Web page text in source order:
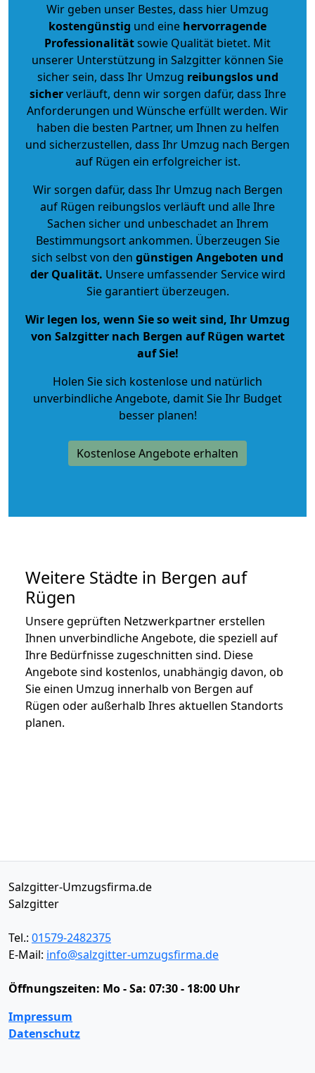
Wir geben unser Bestes, dass hier Umzug
kostengünstig und eine hervorragende
Professionalitätsowie Qualität bietet. Mit
unserer Unterstützung in Salzgitter können Sie
sicher sein, dass Ihr Umzug reibungslos und
sicherverläuft, denn wir sorgen dafür, dass Ihre
Anforderungen und Wünsche erfüllt werden. Wir
haben die besten Partner, um Ihnen zu helfen
und sicherzustellen, dass Ihr Umzug nach Bergen
auf Rügen ein erfolgreicher ist.
Wir sorgen dafür, dass Ihr Umzug nach Bergen
auf Rügen reibungslos verläuft und alle Ihre
Sachen sicher und unbeschadet an Ihrem
Bestimmungsort ankommen. Überzeugen Sie
sich selbst von den günstigen Angeboten und
der Qualität. Unsere umfassender Service wird
Sie garantiert überzeugen.
Wir legen los, wenn Sie so weit sind, Ihr Umzug
von Salzgitter nach Bergen auf Rügen wartet
auf Sie!
Holen Sie sich kostenlose und natürlich
unverbindliche Angebote, damit Sie Ihr Budget
besser planen!
Kostenlose Angebote erhalten
Weitere Städte in Bergen auf
Rügen
Unsere geprüften Netzwerkpartner erstellen
Ihnen unverbindliche Angebote, die speziell auf
Ihre Bedürfnisse zugeschnitten sind. Diese
Angebote sind kostenlos, unabhängig davon, ob
Sie einen Umzug innerhalb von Bergen auf
Rügen oder außerhalb Ihres aktuellen Standorts
planen.
Salzgitter-Umzugsfirma.de
Salzgitter
Tel.: 01579-2482375
E-Mail: info@salzgitter-umzugsfirma.de
Öffnungszeiten: Mo - Sa: 07:30 - 18:00 Uhr
Impressum
Datenschutz